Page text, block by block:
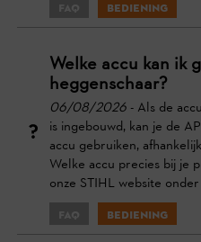
FAQ Bediening
Welke accu kan ik
heggenschaar?
06/08/2026 - Als de
is ingebouwd, kan je de
accu gebruiken,
Welke accu precies bij je
onze STIHL website
FAQ Bediening